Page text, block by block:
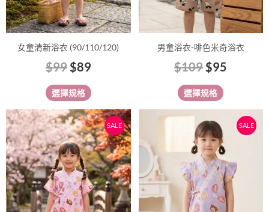
女童清新浴衣 (90/110/120)
$99$89
選擇規格
在
產
頁
面
選
擇
選
項
男童浴衣-啡色米奇浴衣
$109$95
選擇規格
在
產
頁
面
選
擇
項
SALE
原
始
價
格：
$109。
目
前
價
格：
$95。
此
產
品
有
多
種
款
SALE
始
價
格：
$109。
目
前
格：
$95。
產
品
有
多
種
款